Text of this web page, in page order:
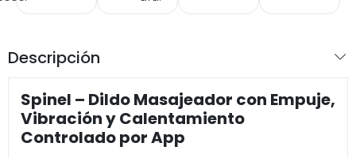
Descripción
Spinel – Dildo Masajeador con Empuje,
Vibración y Calentamiento
Controlado por App